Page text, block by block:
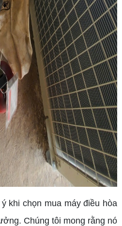
khi chọn mua máy điều hòa
Chúng tôi mong rằng nó